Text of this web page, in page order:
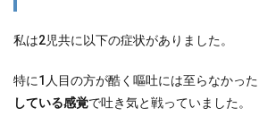
私は2児共に以下の症状がありました。
特に1人目の方が酷く嘔吐には至らなかった
している感覚で吐き気と戦っていました。